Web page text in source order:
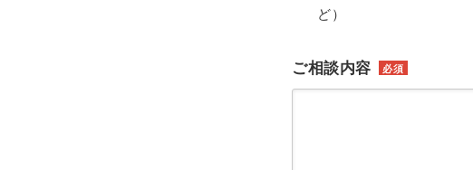
ど）
ご相談内容 必須